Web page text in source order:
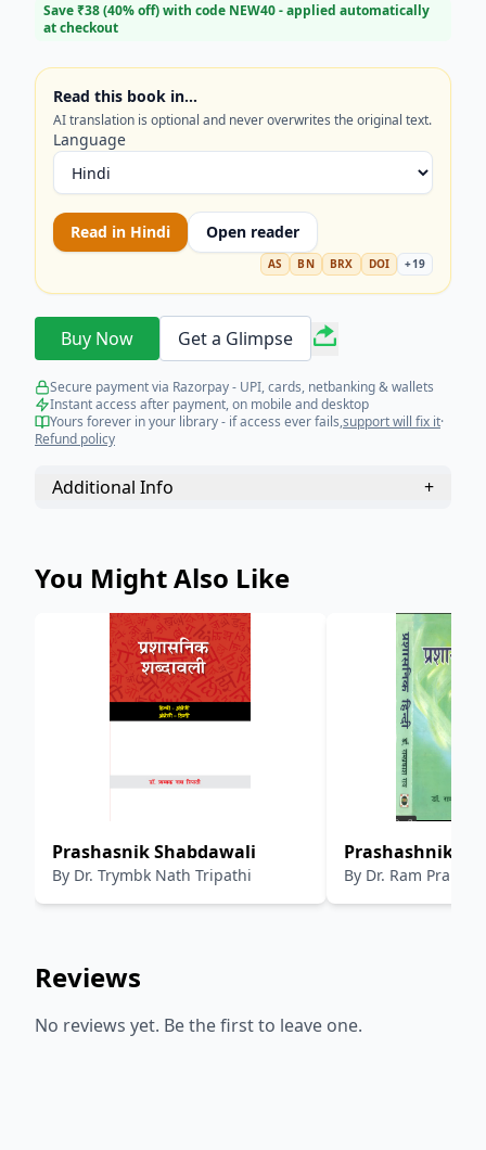
Save ₹38(40% off) with code NEW40- applied automatically
at checkout
Read this book in…
AI translation is optional and never overwrites the original text.
Language
Read in Hindi Open reader
AS BN BRX DOI +19
Buy Now Get a Glimpse
Secure payment via Razorpay - UPI, cards, netbanking & wallets
Instant access after payment, on mobile and desktop
Yours forever in your library - if access ever fails,support will fix it·
Refund policy
Additional Info +
You Might Also Like
Prashasnik Shabdawali
By Dr. Trymbk Nath Tripathi
Prashashnik
By Dr. Ram
Reviews
No reviews yet. Be the first to leave one.